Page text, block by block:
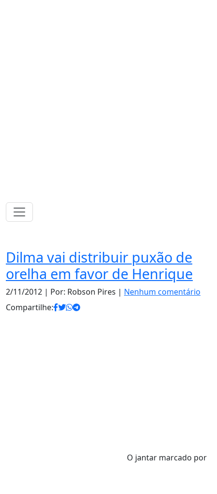
Dilma vai distribuir puxão de
orelha em favor de Henrique
2/11/2012 | Por: Robson Pires | Nenhum comentário
Compartilhe:
O jantar marcado por